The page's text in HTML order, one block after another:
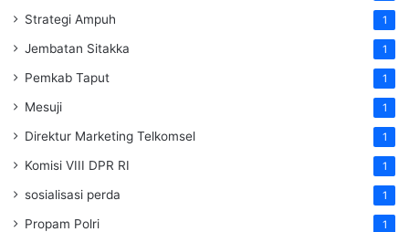
Strategi Ampuh 1
Jembatan Sitakka 1
Pemkab Taput 1
Mesuji 1
Direktur Marketing Telkomsel 1
Komisi VIII DPR RI 1
sosialisasi perda 1
Propam Polri 1